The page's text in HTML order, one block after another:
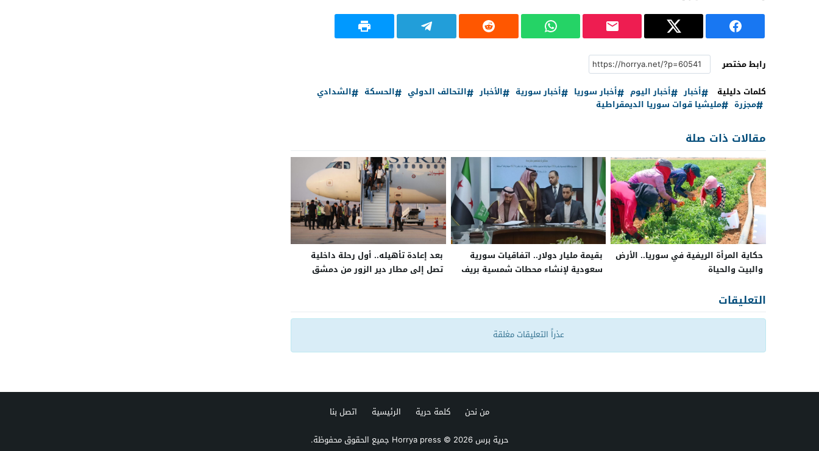
رابط مختصر
كلمات دليلية
أخبار أخبار اليوم أخبار سوريا أخبار سورية الأخبار التحالف الدولي الحسكة
الشدادي
مجزرة
مليشيا قوات سوريا الديمقراطية
مقالات ذات صلة
حكاية المرأة الريفية في سوريا.. الأرض
والبيت والحياة
بقيمة مليار دولار.. اتفاقيات سورية
سعودية لإنشاء محطات شمسية بريف
بعد إعادة تأهيله.. أول رحلة داخلية
تصل إلى مطار دير الزور من دمشق
التعليقات
عذراً التعليقات مغلقة
من نحن كلمة حرية الرئيسية
اتصل بنا
حرية برس Horrya press© 2026 جميع الحقوق محفوظة.